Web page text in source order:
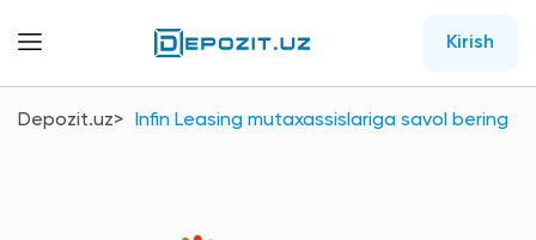
Kirish
Depozit.uz Infin Leasing mutaxassislariga savol bering